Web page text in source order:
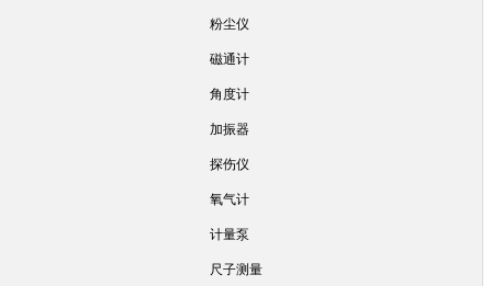
粉尘仪
磁通计
角度计
加振器
探伤仪
氧气计
计量泵
尺子测量